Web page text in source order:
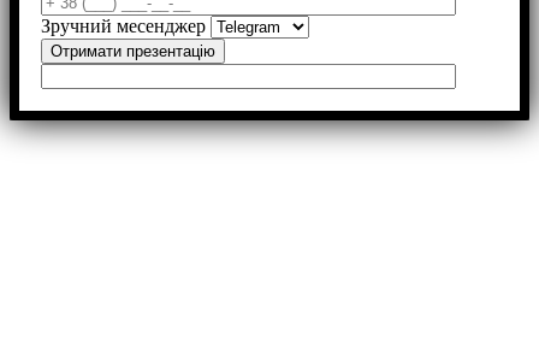
Зручний месенджер